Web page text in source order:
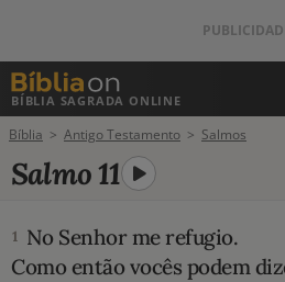
BÍBLIA SAGRADA ONLINE
ANTIGO TESTAMENTO
VERSÍCULOS
Bíblia Antigo Testamento Salmos
Salmo 11
1 No Senhor me refugio.
Como então vocês podem